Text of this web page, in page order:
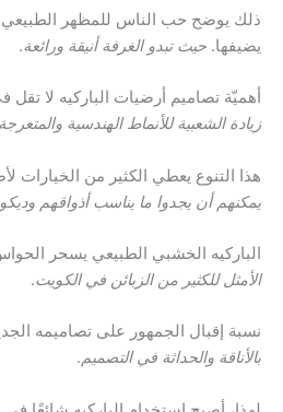
ذلك يوضح حب الناس للمظهر الطبيعي
يضيفها. حيث تبدو الغرفة أنيقة ورائعة.
أهميّة تصاميم أرضيات الباركيه لا تقل
زيادة الشعبية للأنماط الهندسية
هذا التنوع يعطي الكثير من الخيارات
يمكنهم أن يجدوا ما يناسب أذواقهم
الباركيه الخشبي الطبيعي يسحر
الأمثل للكثير من الزبائن في الكويت.
نسبة إقبال الجمهور على تصاميمه
بالأناقة والحداثة في التصميم.